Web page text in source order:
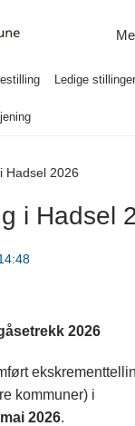
Ledige stillinger
Hadsel 2026
i Hadsel
2026
kommuner) i
2026.